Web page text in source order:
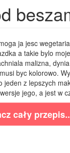
ja jesc
a takie bylo
malizna,
byc kolorowo.
jeden z lepszych
jego, a jest w
cały